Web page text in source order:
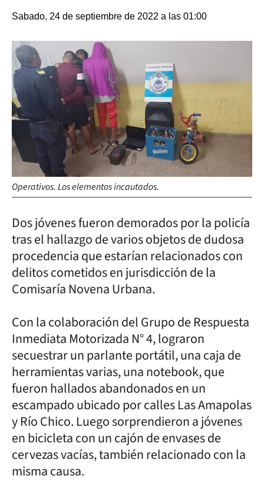
Sabado, 24 de septiembre de 2022 a las 01:00
Operativos. Los elementos incautados.
Dos jóvenes fueron demorados por la policía
tras el hallazgo de varios objetos de dudosa
procedencia que estarían relacionados con
delitos cometidos en jurisdicción de la
Comisaría Novena Urbana.
Con la colaboración del Grupo de Respuesta
Inmediata Motorizada N° 4, lograron
secuestrar un parlante portátil, una caja de
herramientas varias, una notebook, que
fueron hallados abandonados en un
escampado ubicado por calles Las Amapolas
y Río Chico. Luego sorprendieron a jóvenes
en bicicleta con un cajón de envases de
cervezas vacías, también relacionado con la
misma causa.